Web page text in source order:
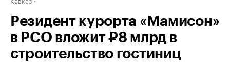
Резидент курорта «Мамисон»
в РСО вложит ₽8 млрд в
строительство гостиниц